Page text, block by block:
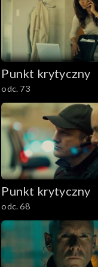
Punkt krytyczny
odc. 73
Punkt krytyczny
odc. 68